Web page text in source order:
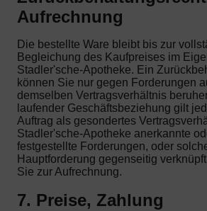
Aufrechnung
Die bestellte Ware bleibt bis zur
Begleichung des Kaufpreises im
Stadler'sche-Apotheke. Ein
können Sie nur gegen Forderungen
demselben Vertragsverhältnis
laufender Geschäftsbeziehung gilt
Auftrag als gesondertes
Stadler'sche-Apotheke anerkannte
festgestellte Forderungen, oder
Hauptforderung gegenseitig
Sie zur Aufrechnung.
7. Preise, Zahlung